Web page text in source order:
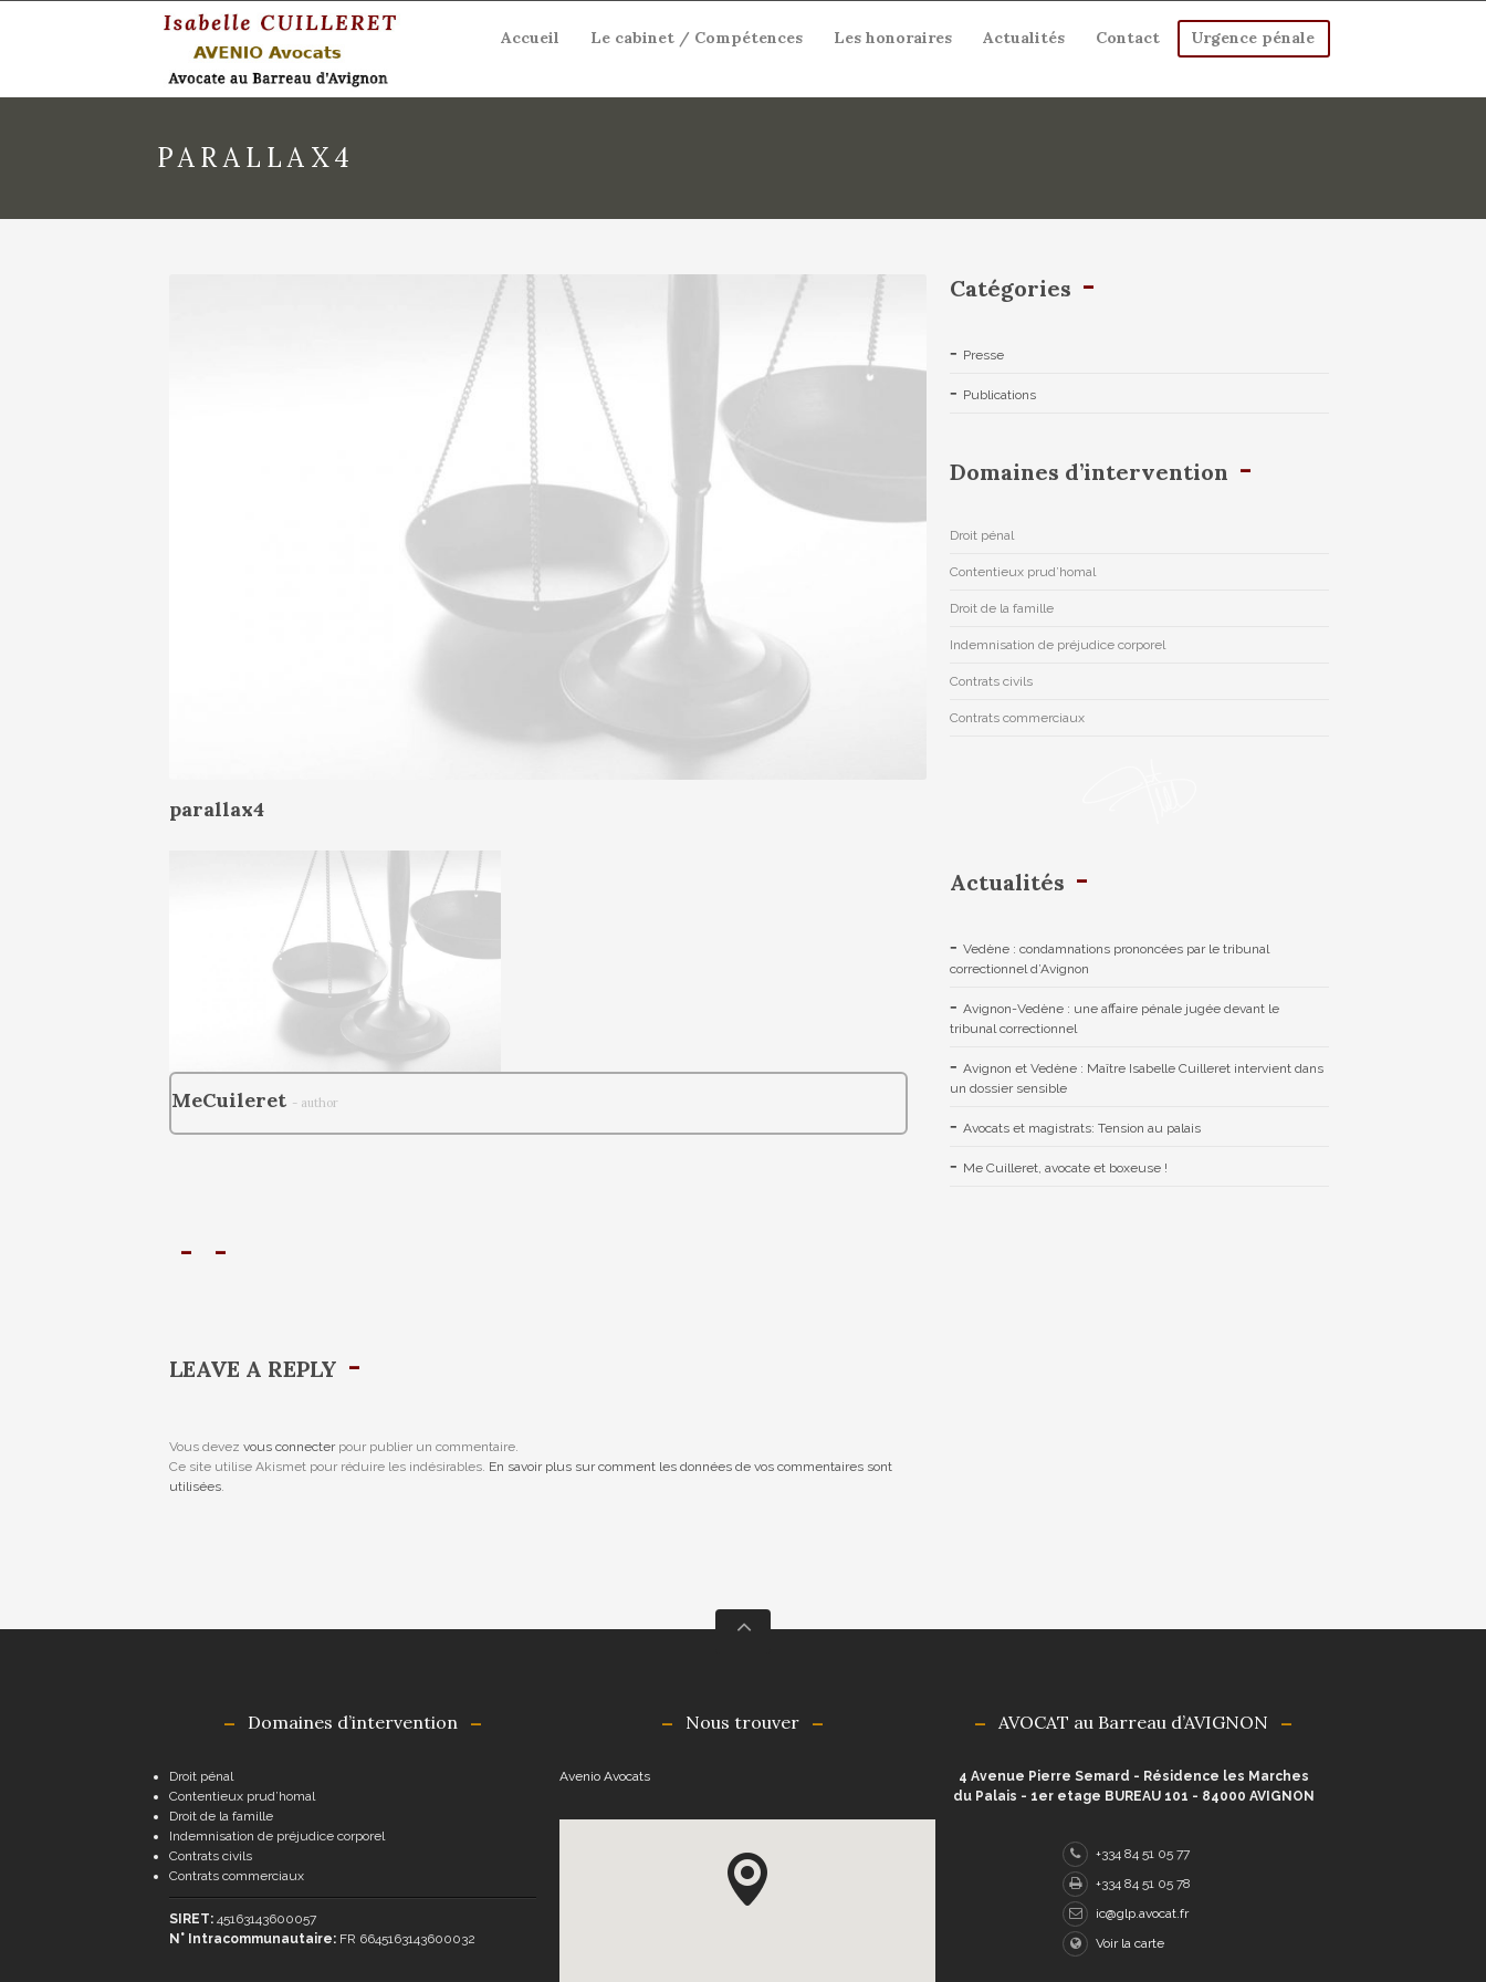
Accueil Le cabinet / Compétences Les honoraires Actualités Contact Urgence pénale
PARALLAX4
parallax4
MeCuileret - author
LEAVE A REPLY
Vous devez vous connecterpour publier un commentaire.
Ce site utilise Akismet pour réduire les indésirables. En savoir plus sur comment les données de vos commentaires sont
utilisées.
Catégories
Presse
Publications
Domaines d’intervention
Droit pénal
Contentieux prud’homal
Droit de la famille
Indemnisation de préjudice corporel
Contrats civils
Contrats commerciaux
Actualités
Vedène : condamnations prononcées par le tribunal
correctionnel d’Avignon
Avignon-Vedène : une affaire pénale jugée devant le
tribunal correctionnel
Avignon et Vedène : Maître Isabelle Cuilleret intervient dans
un dossier sensible
Avocats et magistrats: Tension au palais
Me Cuilleret, avocate et boxeuse !
Domaines d’intervention
Droit pénal
Contentieux prud’homal
Droit de la famille
Indemnisation de préjudice corporel
Contrats civils
Contrats commerciaux
SIRET:45163143600057
N° Intracommunautaire: FR 6645163143600032
Nous trouver
Avenio Avocats
AVOCAT au Barreau d’AVIGNON
4 Avenue Pierre Semard - Résidence les Marches
du Palais - 1er etage BUREAU 101 - 84000 AVIGNON
+334 84 51 05 77
+334 84 51 05 78
ic@glp.avocat.fr
Voir la carte